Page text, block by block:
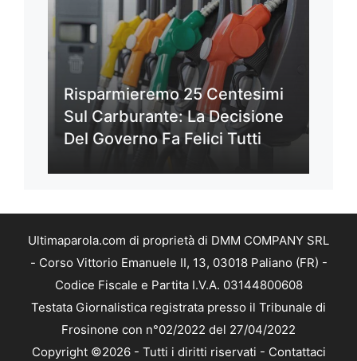
Risparmieremo 25 Centesimi
Sul Carburante: La Decisione
Del Governo Fa Felici Tutti
Ultimaparola.com di proprietà di DMM COMPANY SRL
- Corso Vittorio Emanuele II, 13, 03018 Paliano (FR) -
Codice Fiscale e Partita I.V.A. 03144800608
Testata Giornalistica registrata presso il Tribunale di
Frosinone con n°02/2022 del 27/04/2022
Copyright ©2026 - Tutti i diritti riservati - Contattaci